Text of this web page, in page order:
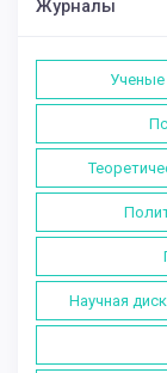
Журналы
Ученые
Научная